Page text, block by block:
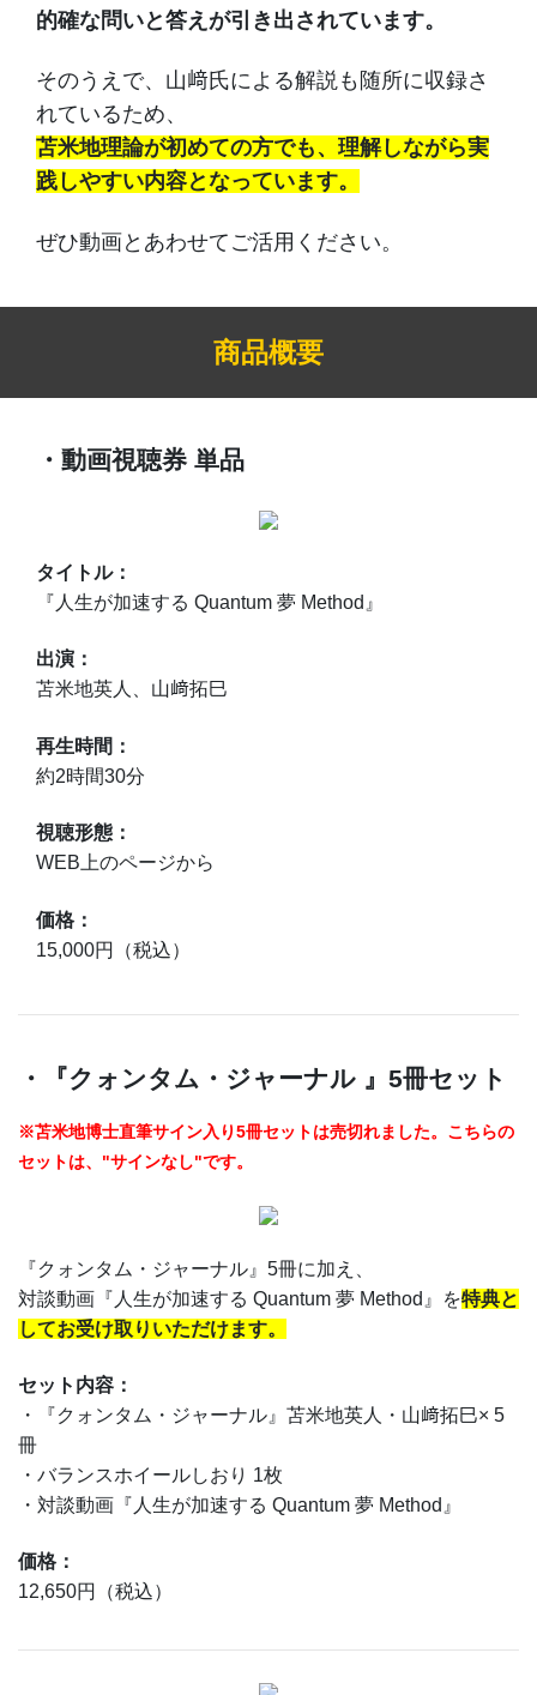
的確な問いと答えが引き出されています。
そのうえで、山﨑氏による解説も随所に収録さ
れているため、
苫米地理論が初めての方でも、理解しながら実
践しやすい内容となっています。
ぜひ動画とあわせてご活用ください。
商品概要
・動画視聴券 単品
タイトル：
『人生が加速する Quantum 夢 Method』
出演：
苫米地英人、山﨑拓巳
再生時間：
約2時間30分
視聴形態：
WEB上のページから
価格：
15,000円（税込）
・『クォンタム・ジャーナル 』5冊セット
※苫米地博士直筆サイン入り5冊セットは売切れました。こちらの
セットは、"サインなし"です。
『クォンタム・ジャーナル』5冊に加え、
対談動画『人生が加速する Quantum 夢 Method』を特典と
してお受け取りいただけます。
セット内容：
・『クォンタム・ジャーナル』苫米地英人・山﨑拓巳× 5
冊
・バランスホイールしおり 1枚
・対談動画『人生が加速する Quantum 夢 Method』
価格：
12,650円（税込）